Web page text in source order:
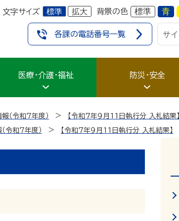
文字サイズ 標準 拡大 背景の色 標準 青
各課の電話番号一覧
医療・介護・福祉 防災・安全
（令和7年度）
【令和７年９月11日執行分 入札結果】
令和7年度） 【令和７年９月11日執行分 入札結果】